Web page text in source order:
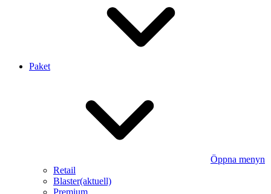
Paket
Öppna menyn
Retail
Blaster(aktuell)
Premium